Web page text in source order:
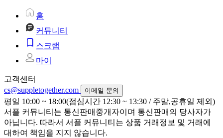
홈
커뮤니티
스크랩
마이
고객센터
cs@suppletogether.com
이메일 문의
평일 10:00 ~ 18:00(점심시간 12:30 ~ 13:30 / 주말,공휴일 제외)
서플 커뮤니티는 통신판매중개자이며 통신판매의 당사자가
아닙니다. 따라서 서플 커뮤니티는 상품 거래정보 및 거래에
대하여 책임을 지지 않습니다.